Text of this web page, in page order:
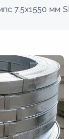
7.5х1550 мм